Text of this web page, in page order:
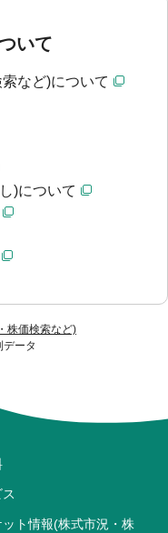
株価検索など)
データ
いて
など)について
)について
ット情報(株式市況・株